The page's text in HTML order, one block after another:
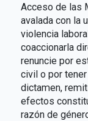
Acceso de las
avalada con la
violencia
coaccionarla
renuncie por
civil o por
dictamen,
efectos
razón de